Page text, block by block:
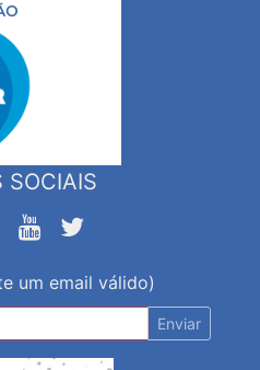
SOCIAIS
um email válido)
Enviar